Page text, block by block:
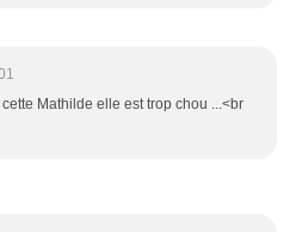
Mathilde elle est trop chou ...<br